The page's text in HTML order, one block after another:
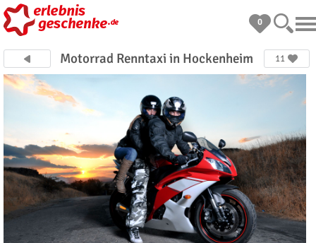
0
Motorrad Renntaxi in Hockenheim 11